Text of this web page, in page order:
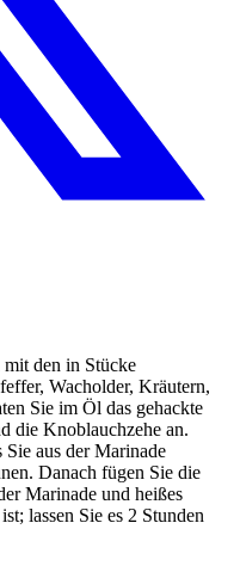
den in Stücke
Wacholder, Kräutern,
Sie im Öl das gehackte
die Knoblauchzehe an.
Sie aus der Marinade
Danach fügen Sie die
Marinade und heißes
lassen Sie es 2 Stunden